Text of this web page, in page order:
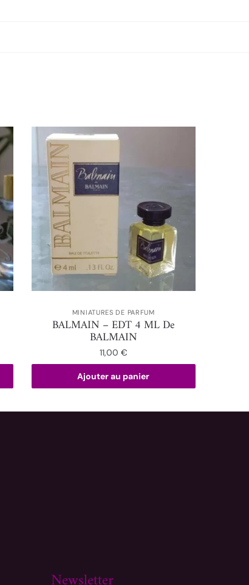
MINIATURES DE PARFUM
BALMAIN – EDT 4 ML De
BALMAIN
11,00 €
Ajouter au panier